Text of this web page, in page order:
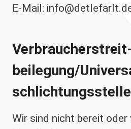
E-Mail:
beilegung/
schlichtungs­stelle
Wir sind nicht bereit